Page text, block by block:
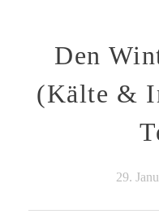
Den
(Kälte &
29.